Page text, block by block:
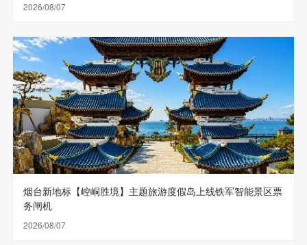
2026/08/07
烟台新地标【崆峒胜境】主题旅游度假岛上线铁军智能景区票
务闸机
2026/08/07